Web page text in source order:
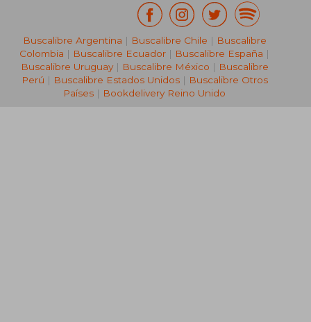
Buscalibre Argentina | Buscalibre Chile | Buscalibre
Colombia | Buscalibre Ecuador | Buscalibre España |
Buscalibre Uruguay| Buscalibre México | Buscalibre
Perú | Buscalibre Estados Unidos| Buscalibre Otros
Países | Bookdelivery Reino Unido